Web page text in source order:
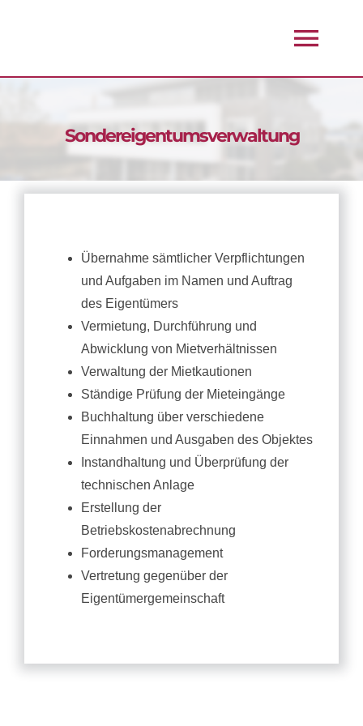
Über Uns
Immobilienverkauf
Mietangebote
Kaufangebote
Sondereigentumsverwaltung
Übernahme sämtlicher Verpflichtungen
und Aufgaben im Namen und Auftrag
des Eigentümers
Vermietung, Durchführung und
Abwicklung von Mietverhältnissen
Verwaltung der Mietkautionen
Ständige Prüfung der Mieteingänge
Buchhaltung über verschiedene
Einnahmen und Ausgaben des Objektes
Instandhaltung und Überprüfung der
technischen Anlage
Erstellung der
Betriebskostenabrechnung
Forderungsmanagement
Vertretung gegenüber der
Eigentümergemeinschaft